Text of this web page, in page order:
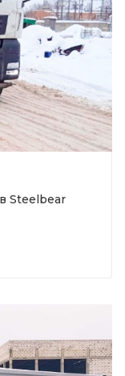
Steelbear